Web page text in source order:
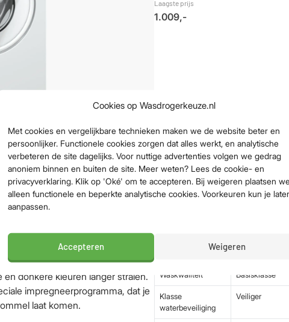
Cookies op Wasdrogerkeuze.nl
Met cookies en vergelijkbare technieken maken we de website beter en
persoonlijker. Functionele cookies zorgen dat alles werkt, en analytische
verbeteren de site dagelijks. Voor nuttige advertenties volgen we gedrag
anoniem binnen en buiten de site. Meer weten? Lees de cookie- en
privacyverklaring. Klik op 'Oké' om te accepteren. Bij weigeren plaatsen we
alleen functionele en beperkte analytische cookies. Voorkeuren kun je later
aanpassen.
Accepteren Weigeren
Laagste prijs
1.009,-
Miele WSD 023 WCS
je flink op energiekosten
wilt houden, of je regenjas wilt
programma. Het programma
donkere kleuren langer stralen.
impregneerprogramma, dat je
laat komen.
Belangrijkste
Vulgewicht 8 kg
72 dB (stiller
Waskwaliteit Basisklasse
Klasse
waterbeveiliging
Veiliger